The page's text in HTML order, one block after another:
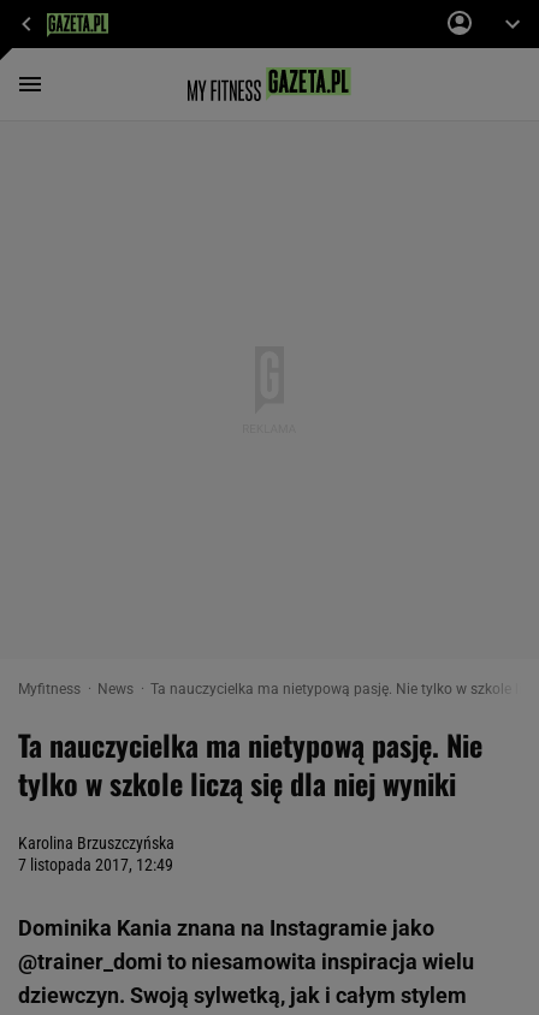
Myfitness News Ta nauczycielka ma nietypową pasję. Nie tylko w szkole
Ta nauczycielka ma nietypową pasję. Nie
tylko w szkole liczą się dla niej wyniki
Karolina Brzuszczyńska
7 listopada 2017, 12:49
Dominika Kania znana na Instagramie jako
@trainer_domi to niesamowita inspiracja wielu
dziewczyn. Swoją sylwetką, jak i całym stylem